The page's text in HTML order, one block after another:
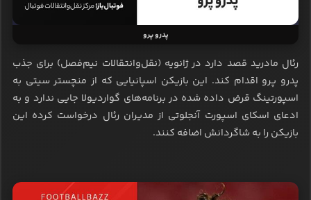
پدرو پرو
رئال مادرید قصد دارد در ژانویه (نقل‌وانتقالات نیم‌فصل) برای جذب
پدرو پرو اقدام کند. این بازیکن اسپانیایی که از منچستر سیتی به
اسپورتینگ قرض داده شده در برنامه‌های گواردیولا جایی ندارد و به
ادعای اسکای اسپورت آنجلوتی از مدیران رئال درخواست کرده این
بازیکن را به شاگردانش اضافه کنند.